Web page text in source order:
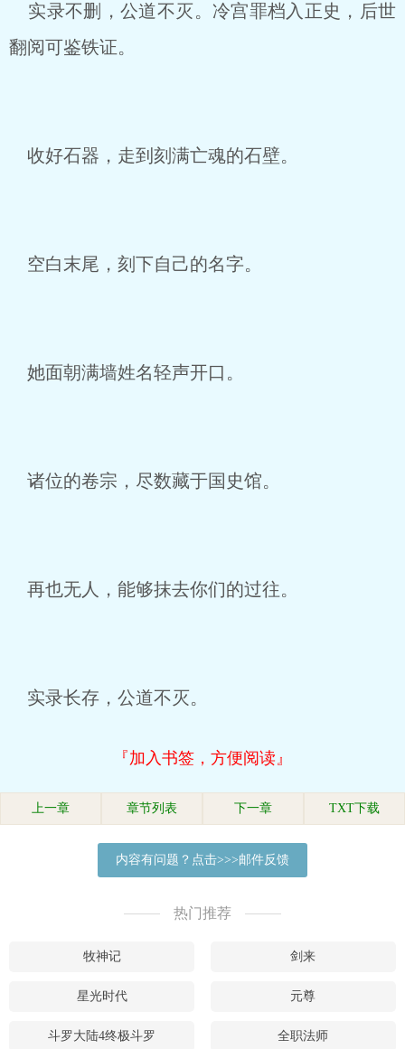
实录不删，公道不灭。冷宫罪档入正史，后世
翻阅可鉴铁证。
收好石器，走到刻满亡魂的石壁。
空白末尾，刻下自己的名字。
她面朝满墙姓名轻声开口。
诸位的卷宗，尽数藏于国史馆。
再也无人，能够抹去你们的过往。
实录长存，公道不灭。
『加入书签，方便阅读』
上一章 章节列表 下一章 TXT下载
内容有问题？点击>>>邮件反馈
热门推荐
牧神记 剑来
星光时代 元尊
斗罗大陆4终极斗罗 全职法师